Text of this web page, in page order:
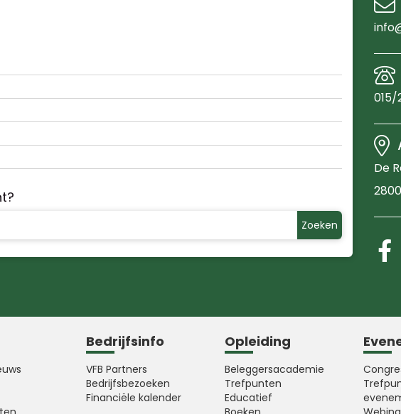
Zoeken
015/
De
Bedrijfsinfo
VFB Partners
Bedrijfsbezoeken
Financiële kalender
Opleiding
Beleggersacademie
Trefpunten
Educatief